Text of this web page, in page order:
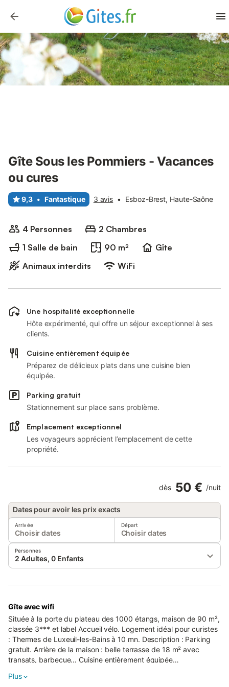
Gîte Sous les Pommiers - Vacances
ou cures
9,3 • Fantastique 3 avis • Esboz-Brest, Haute-Saône
4 Personnes
2 Chambres
1 Salle de bain
90 m²
Gîte
Animaux interdits
WiFi
Une hospitalité exceptionnelle
Hôte expérimenté, qui offre un séjour exceptionnel à ses
clients.
Cuisine entièrement équipée
Préparez de délicieux plats dans une cuisine bien
équipée.
Parking gratuit
Stationnement sur place sans problème.
Emplacement exceptionnel
Les voyageurs apprécient l’emplacement de cette
propriété.
dès 50 € /nuit
Dates pour avoir les prix exacts
Arrivée
Choisir dates
Départ
Choisir dates
Personnes
2 Adultes, 0 Enfants
Gîte avec wifi
Située à la porte du plateau des 1000 étangs, maison de 90 m²,
classée 3*** et label Accueil vélo. Logement idéal pour curistes
: Thermes de Luxeuil-les-Bains à 10 mn. Description : Parking
gratuit. Arrière de la maison : belle terrasse de 18 m² avec
transats, barbecue… Cuisine entièrement équipée
mini four, plaque 4 feux gaz, cafetière classique + Senséo,
Plus